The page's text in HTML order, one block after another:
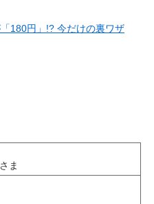
180円」!? 今だけの裏ワザ
さま